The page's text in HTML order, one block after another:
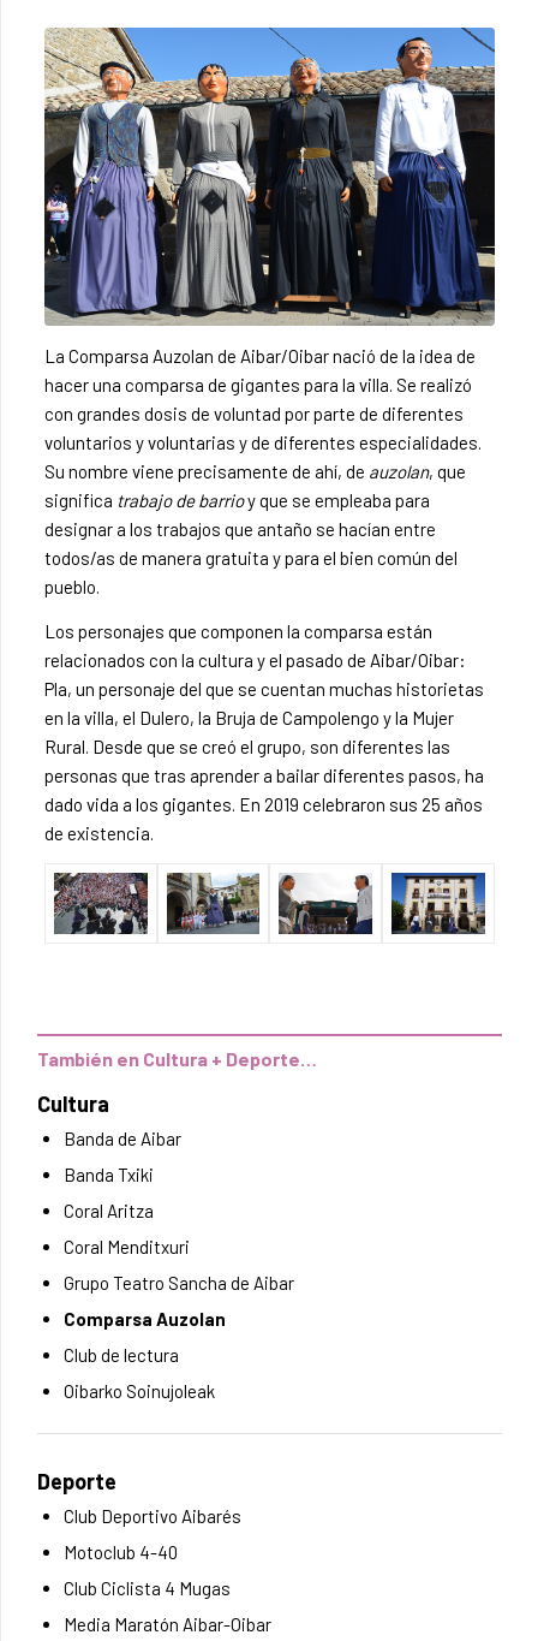
La Comparsa Auzolan de Aibar/Oibar nació de la idea de
hacer una comparsa de gigantes para la villa. Se realizó
con grandes dosis de voluntad por parte de diferentes
voluntarios y voluntarias y de diferentes especialidades.
Su nombre viene precisamente de ahí, de auzolan, que
significa trabajo de barrioy que se empleaba para
designar a los trabajos que antaño se hacían entre
todos/as de manera gratuita y para el bien común del
pueblo.
Los personajes que componen la comparsa están
relacionados con la cultura y el pasado de Aibar/Oibar:
Pla, un personaje del que se cuentan muchas historietas
en la villa, el Dulero, la Bruja de Campolengo y la Mujer
Rural. Desde que se creó el grupo, son diferentes las
personas que tras aprender a bailar diferentes pasos, ha
dado vida a los gigantes. En 2019 celebraron sus 25 años
de existencia.
También en Cultura + Deporte…
Cultura
Banda de Aibar
Banda Txiki
Coral Aritza
Coral Menditxuri
Grupo Teatro Sancha de Aibar
Comparsa Auzolan
Club de lectura
Oibarko Soinujoleak
Deporte
Club Deportivo Aibarés
Motoclub 4-40
Club Ciclista 4 Mugas
Media Maratón Aibar-Oibar